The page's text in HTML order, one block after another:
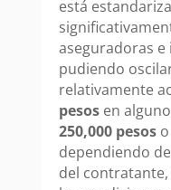
está
aseguradoras
pudiendo
relativamente
pesosen
250,000 pesoso
dependiendo
del